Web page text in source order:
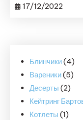
17/12/2022
Блинчики 44
Вареники 55
Десерты 22
Кейтринг
Котлеты 11